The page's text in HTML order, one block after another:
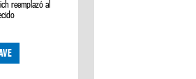
reemplazó al